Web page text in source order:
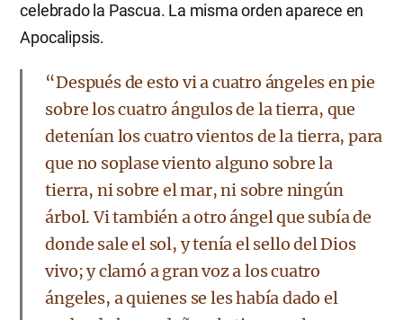
celebrado la Pascua. La misma orden aparece en
Apocalipsis.
“Después de esto vi a cuatro ángeles en pie
sobre los cuatro ángulos de la tierra, que
detenían los cuatro vientos de la tierra, para
que no soplase viento alguno sobre la
tierra, ni sobre el mar, ni sobre ningún
árbol. Vi también a otro ángel que subía de
donde sale el sol, y tenía el sello del Dios
vivo; y clamó a gran voz a los cuatro
ángeles, a quienes se les había dado el